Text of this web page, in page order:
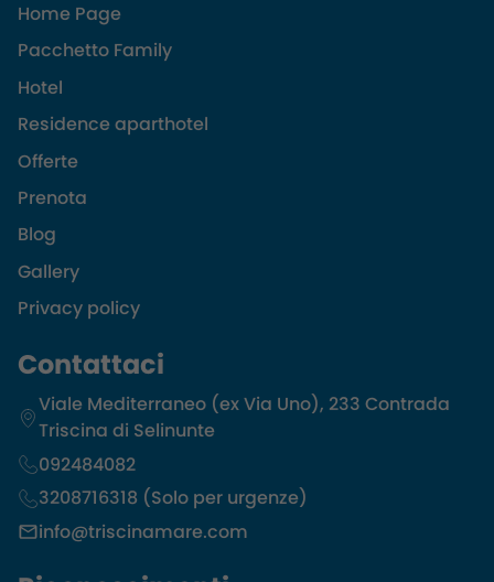
Home Page
Pacchetto Family
Hotel
Residence aparthotel
Offerte
Prenota
Blog
Gallery
Privacy policy
Contattaci
Viale Mediterraneo (ex Via Uno), 233 Contrada
Triscina di Selinunte
092484082
3208716318 (Solo per urgenze)
info@triscinamare.com